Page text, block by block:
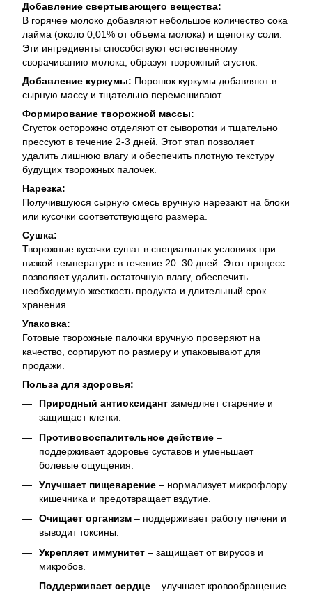
Добавление свертывающего вещества:
В горячее молоко добавляют небольшое количество сока
лайма (около 0,01% от объема молока) и щепотку соли.
Эти ингредиенты способствуют естественному
сворачиванию молока, образуя творожный сгусток.
Добавление куркумы: Порошок куркумы добавляют в
сырную массу и тщательно перемешивают.
Формирование творожной массы:
Сгусток осторожно отделяют от сыворотки и тщательно
прессуют в течение 2-3 дней. Этот этап позволяет
удалить лишнюю влагу и обеспечить плотную текстуру
будущих творожных палочек.
Нарезка:
Получившуюся сырную смесь вручную нарезают на блоки
или кусочки соответствующего размера.
Сушка:
Творожные кусочки сушат в специальных условиях при
низкой температуре в течение 20–30 дней. Этот процесс
позволяет удалить остаточную влагу, обеспечить
необходимую жесткость продукта и длительный срок
хранения.
Упаковка:
Готовые творожные палочки вручную проверяют на
качество, сортируют по размеру и упаковывают для
продажи.
Польза для здоровья:
Природный антиоксидант замедляет старение и
защищает клетки.
Противовоспалительное действие –
поддерживает здоровье суставов и уменьшает
болевые ощущения.
Улучшает пищеварение – нормализует микрофлору
кишечника и предотвращает вздутие.
Очищает организм – поддерживает работу печени и
выводит токсины.
Укрепляет иммунитет – защищает от вирусов и
микробов.
Поддерживает сердце – улучшает кровообращение